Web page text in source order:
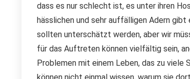
dass es nur schlecht ist, es unter ihren
hässlichen und sehr auffälligen Adern
sollten unterschätzt werden, aber wir
für das Auftreten können vielfältig sein,
Problemen mit einem Leben, das zu viele